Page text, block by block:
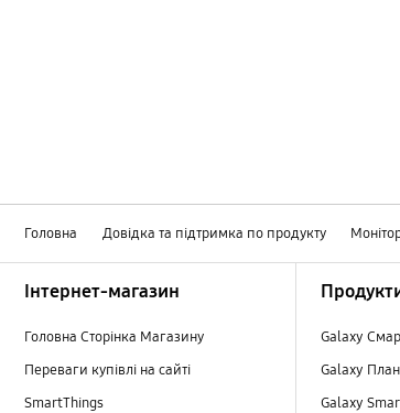
Головна Довідка та підтримка по продукту
Інтернет-магазин
Головна Сторінка Магазину
Переваги купівлі на сайті
SmartThings
Galaxy
Galaxy
Galaxy